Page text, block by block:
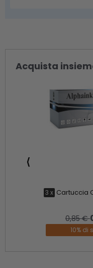
Acquista
⟨
3 x Cartuccia
0,85 €
10% di